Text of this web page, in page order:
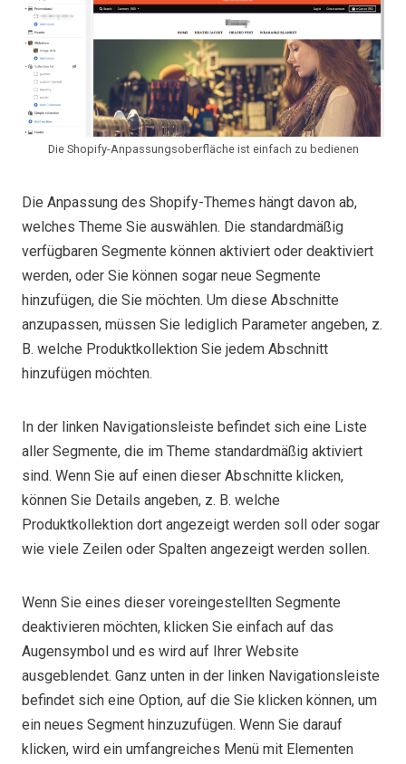
Die Shopify-Anpassungsoberfläche ist einfach zu bedienen
Die Anpassung des Shopify-Themes hängt davon ab,
welches Theme Sie auswählen. Die standardmäßig
verfügbaren Segmente können aktiviert oder deaktiviert
werden, oder Sie können sogar neue Segmente
hinzufügen, die Sie möchten. Um diese Abschnitte
anzupassen, müssen Sie lediglich Parameter angeben, z.
B. welche Produktkollektion Sie jedem Abschnitt
hinzufügen möchten.
In der linken Navigationsleiste befindet sich eine Liste
aller Segmente, die im Theme standardmäßig aktiviert
sind. Wenn Sie auf einen dieser Abschnitte klicken,
können Sie Details angeben, z. B. welche
Produktkollektion dort angezeigt werden soll oder sogar
wie viele Zeilen oder Spalten angezeigt werden sollen.
Wenn Sie eines dieser voreingestellten Segmente
deaktivieren möchten, klicken Sie einfach auf das
Augensymbol und es wird auf Ihrer Website
ausgeblendet. Ganz unten in der linken Navigationsleiste
befindet sich eine Option, auf die Sie klicken können, um
ein neues Segment hinzuzufügen. Wenn Sie darauf
klicken, wird ein umfangreiches Menü mit Elementen